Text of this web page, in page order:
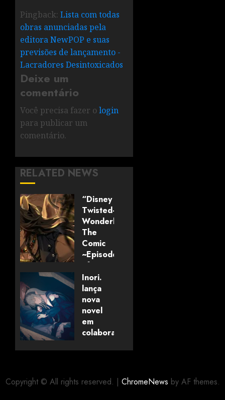
Pingback: Lista com todas
obras anunciadas pela
editora NewPOP e suas
previsões de lançamento -
Lacradores Desintoxicados
Deixe um
comentário
Você precisa fazer o login
para publicar um
comentário.
RELATED NEWS
“Disney
Twisted-
Wonderland:
The
Comic
~Episode
of
Savanaclaw~”
anunciado
pela
Universo
dos
Livros
Inori.
lança
nova
novel
em
colaboração
Copyright © All rights reserved. | ChromeNews by AF themes.